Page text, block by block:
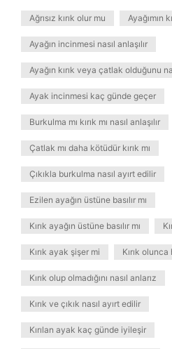
Ağrısız kırık olur mu Ayağımın
Ayağın incinmesi nasıl anlaşılır
Ayağın kırık veya çatlak olduğunu
Ayak incinmesi kaç günde geçer
Burkulma mı kırık mı nasıl anlaşılır
Çatlak mı daha kötüdür kırık mı
Çıkıkla burkulma nasıl ayırt edilir
Ezilen ayağın üstüne basılır mı
Kırık ayağın üstüne basılır mı
Kırık ayak şişer mi Kırık
Kırık olup olmadığını nasıl anlarız
Kırık ve çıkık nasıl ayırt edilir
Kırılan ayak kaç günde iyileşir